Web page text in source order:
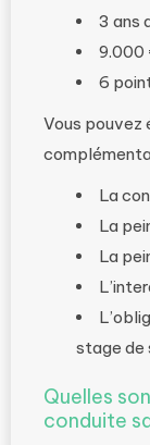
3 ans
9.000
6
Vous pouvez
La
La
La
stage de
Quelles
conduite